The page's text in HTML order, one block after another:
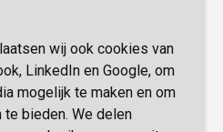
wij ook cookies van
LinkedIn en Google, om
mogelijk te maken en om
bieden. We delen
laatste activiteiten en